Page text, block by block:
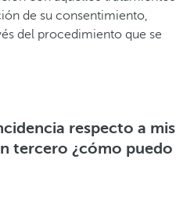
de su consentimiento,
del procedimiento que se
respecto a mis
tercero ¿cómo puedo